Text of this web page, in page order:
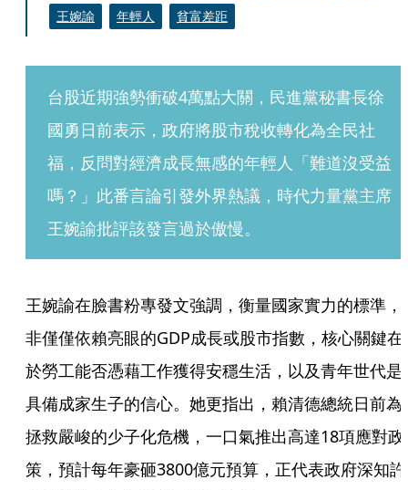
王婉諭
年輕人 貧富差距
台股近期強勢衝破4萬點大關，民進黨秘書長徐
國勇日前表示，政府將股市稅收轉化為全民社
福，反問對經濟成長無感的年輕人「難道沒受益
嗎？」此番言論引發外界熱議，時代力量黨主席
王婉諭批評該發言過於傲慢。
王婉諭在臉書粉專發文強調，衡量國家實力的標準，
非僅僅依賴亮眼的GDP成長或股市指數，核心關鍵在
於勞工能否憑藉工作獲得安穩生活，以及青年世代是
具備成家生子的信心。她更指出，賴清德總統日前為
拯救嚴峻的少子化危機，一口氣推出高達18項應對政
策，預計每年豪砸3800億元預算，正代表政府深知許